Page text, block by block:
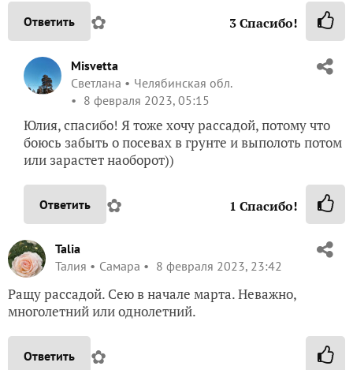
Ответить ✿ 3Спасибо!
Misvetta
Светлана
Челябинская обл.
8 февраля 2023, 05:15
Юлия, спасибо! Я тоже хочу рассадой, потому что
боюсь забыть о посевах в грунте и выполоть потом
или зарастет наоборот))
Ответить ✿ 1 Спасибо!
Talia
Талия
Самара 8 февраля 2023, 23:42
Ращу рассадой. Сею в начале марта. Неважно,
многолетний или однолетний.
Ответить ✿